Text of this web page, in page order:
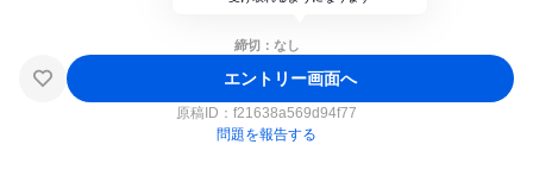
締切：なし
エントリー画面へ
原稿ID： f21638a569d94f77
問題を報告する